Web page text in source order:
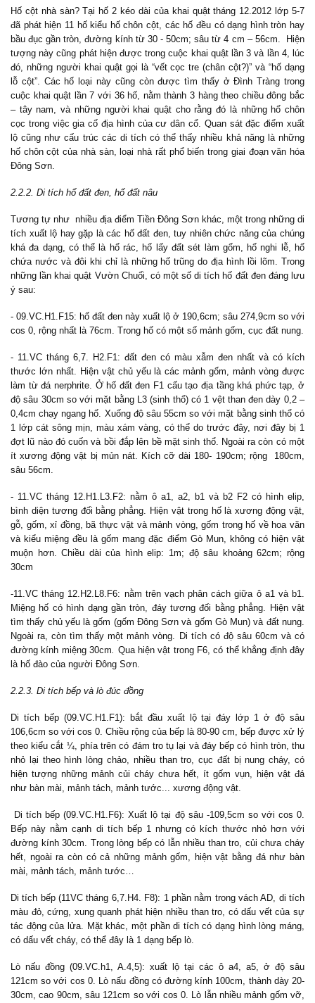
Hố cột nhà sàn? Tại hố 2 kéo dài của khai quật tháng 12.2012 lớp 5-7
đã phát hiện 11 hố kiểu hố chôn cột, các hố đều có dạng hình tròn hay
bầu đục gần tròn, đường kính từ 30 - 50cm; sâu từ 4 cm – 56cm.
Hiện
tượng này cũng phát hiện được trong cuộc khai quật lần 3 và lần 4, lúc
đó, những người khai quật gọi là “vết cọc tre (chân cột?)” và “hố dạng
lỗ cột”. Các hố loại này cũng còn được tìm thấy ở Đình Tràng trong
cuộc khai quật lần 7 với 36 hố, nằm thành 3 hàng theo chiều đông bắc
– tây nam, và những người khai quật cho rằng đó là những hố chôn
cọc trong việc gia cố địa hình của cư dân cổ. Quan sát đặc điểm xuất
lộ cũng như cấu trúc các di tích có thể thấy nhiều khả năng là những
hố chôn cột của nhà sàn, loại nhà rất phổ biến trong giai đoạn văn hóa
Đông Sơn.
2.2.2. Di tích hố đất đen, hố đất nâu
Tương tự như nhiều địa điểm Tiền Đông Sơn khác, một trong những di
tích xuất lộ hay gặp là các hố đất đen, tuy nhiên chức năng của chúng
khá đa dạng, có thể là hố rác, hố lấy đất sét làm gốm, hố nghi lễ, hố
chứa nước và đôi khi chỉ là những hố trũng do địa hình lồi lõm. Trong
những lần khai quật Vườn Chuối, có một số di tích hố đất đen đáng lưu
ý sau:
- 09.VC.H1.F15: hố đất đen này xuất lộ ở 190,6cm; sâu 274,9cm so với
cos 0, rộng nhất là 76cm. Trong hố có một số mảnh gốm, cục đất nung.
- 11.VC tháng 6,7. H2.F1: đất đen có màu xẫm đen nhất và có kích
thước lớn nhất. Hiện vật chủ yếu là các mảnh gốm, mảnh vòng được
làm từ đá nerphrite. Ở hố đất đen F1 cấu tạo địa tầng khá phức tạp, ở
độ sâu 30cm so với mặt bằng L3 (sinh thổ) có 1 vệt than đen dày 0,2 –
0,4cm chạy ngang hố. Xuống độ sâu 55cm so với mặt bằng sinh thổ có
1 lớp cát sông mịn, màu xám vàng, có thể do trước đây, nơi đây bị 1
đợt lũ nào đó cuốn và bồi đắp lên bề mặt sinh thổ. Ngoài ra còn có một
ít xương động vật bị mủn nát. Kích cỡ dài 180- 190cm; rộng 180cm,
sâu 56cm.
- 11.VC tháng 12.H1.L3.F2: nằm ô a1, a2, b1 và b2 F2 có hình elip,
bình diện tương đối bằng phẳng. Hiện vật trong hố là xương động vật,
gỗ, gốm, xỉ đồng, bã thực vật và mảnh vòng, gốm trong hố về hoa văn
và kiểu miệng đều là gốm mang đặc điểm Gò Mun, không có hiện vật
muộn hơn. Chiều dài của hình elip: 1m; độ sâu khoảng 62cm; rộng
30cm
-11.VC tháng 12.H2.L8.F6: nằm trên vạch phân cách giữa ô a1 và b1.
Miệng hố có hình dạng gần tròn, đáy tương đối bằng phẳng. Hiện vật
tìm thấy chủ yếu là gốm (gốm Đông Sơn và gốm Gò Mun) và đất nung.
Ngoài ra, còn tìm thấy một mảnh vòng. Di tích có độ sâu 60cm và có
đường kính miệng 30cm. Qua hiện vật trong F6, có thể khẳng định đây
là hố đào của người Đông Sơn.
2.2.3. Di tích bếp và lò đúc đồng
Di tích bếp (09.VC.H1.F1): bắt đầu xuất lộ tại đáy lớp 1 ở độ sâu
106,6cm so với cos 0. Chiều rộng của bếp là 80-90 cm, bếp được xử lý
theo kiểu cắt ¼, phía trên có đám tro tụ lại và đáy bếp có hình tròn, thu
nhỏ lại theo hình lòng chảo, nhiều than tro, cục đất bị nung cháy, có
hiện tượng những mảnh củi cháy chưa hết, ít gốm vụn, hiện vật đá
như bàn mài, mảnh tách, mảnh tước... xương động vật.
Di tích bếp (09.VC.H1.F6): Xuất lộ tại độ sâu -109,5cm so với cos 0.
Bếp này nằm cạnh di tích bếp 1 nhưng có kích thước nhỏ hơn với
đường kính 30cm. Trong lòng bếp có lẫn nhiều than tro, củi chưa cháy
hết, ngoài ra còn có cả những mảnh gốm, hiện vật bằng đá như bàn
mài, mảnh tách, mảnh tước…
Di tích bếp (11VC tháng 6,7.H4. F8): 1 phần nằm trong vách AD, di tích
màu đỏ, cứng, xung quanh phát hiện nhiều than tro, có dấu vết của sự
tác động của lửa. Mặt khác, một phần di tích có dạng hình lòng máng,
có dấu vết cháy, có thể đây là 1 dạng bếp lò.
Lò nấu đồng (09.VC.h1, A.4,5): xuất lộ tại các ô a4, a5, ở độ sâu
121cm so với cos 0. Lò nấu đồng có đường kính 100cm, thành dày 20-
30cm, cao 90cm, sâu 121cm so với cos 0. Lò lẫn nhiều mảnh gốm vỡ,